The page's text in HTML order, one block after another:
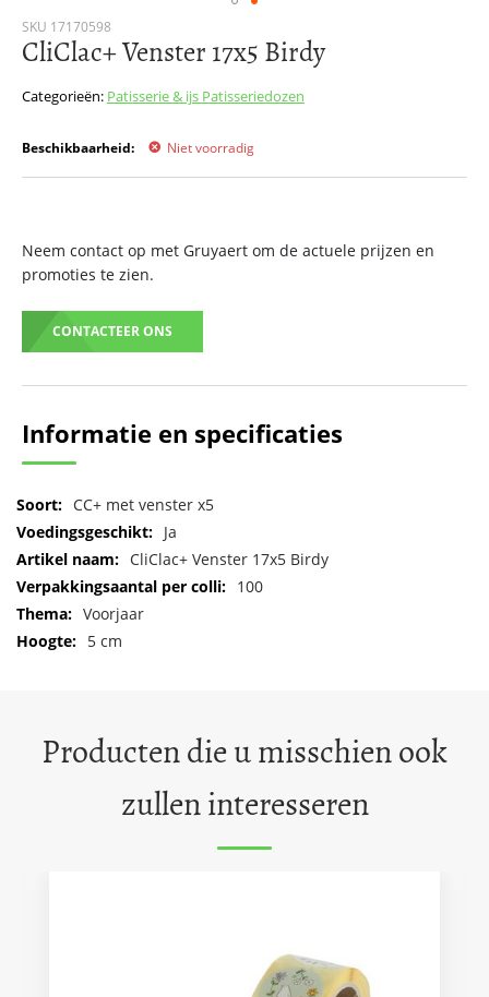
SKU 17170598
CliClac+ Venster 17x5 Birdy
Categorieën: Patisserie & ijs Patisseriedozen
Beschikbaarheid: Niet voorradig
Neem contact op met Gruyaert om de actuele prijzen en
promoties te zien.
CONTACTEER ONS
Ga
naar
begin
afbeeldingen-
gallerij
Informatie en specificaties
Meer
informatie
CC+ met venster x5
Ja
CliClac+ Venster 17x5 Birdy
100
Voorjaar
5 cm
Producten die u misschien ook
zullen interesseren